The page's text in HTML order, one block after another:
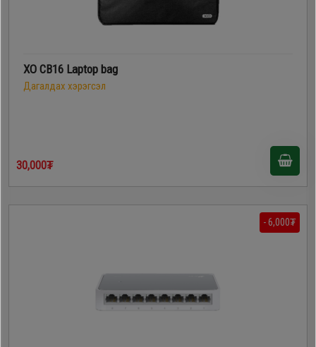
XO CB16 Laptop bag
Дагалдах хэрэгсэл
30,000₮
- 6,000₮